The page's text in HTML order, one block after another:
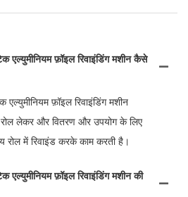
एल्युमीनियम फ़ॉइल रिवाइंडिंग मशीन कैसे
फ़ॉइल रिवाइंडिंग मशीन
लेकर और वितरण और उपयोग के लिए
रोल में रिवाइंड करके काम करती है।
फ़ॉइल रिवाइंडिंग मशीन की